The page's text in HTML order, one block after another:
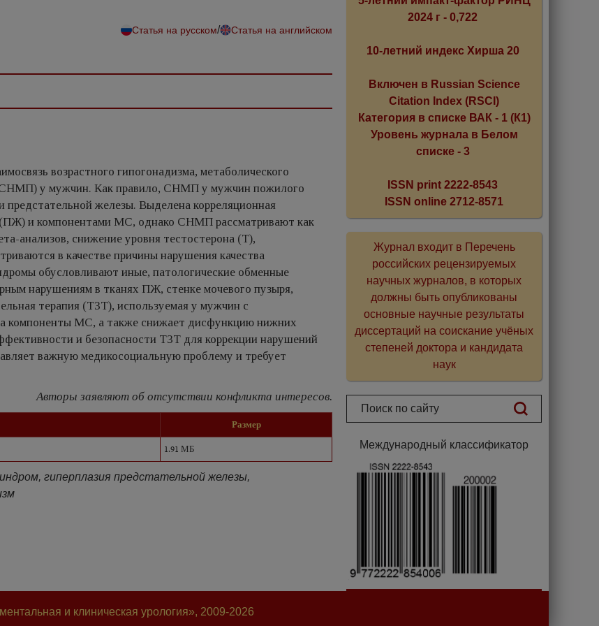
Статья на русском/ Статья на английском
возрастного гипогонадизма, метаболического
у мужчин. Как правило, СНМП у мужчин пожилого
предстательной железы. Выделена корреляционная
и компонентами МС, однако СНМП рассматривают как
анализов, снижение уровня тестостерона (Т),
в качестве причины нарушения качества
обусловливают иные, патологические обменные
нарушениям в тканях ПЖ, стенке мочевого пузыря,
терапия (ТЗТ), используемая у мужчин с
компоненты МС, а также снижает дисфункцию нижних
и безопасности ТЗТ для коррекции нарушений
важную медикосоциальную проблему и требует
Авторы заявляют об отсутствии конфликта интересов.
Размер
1.91 МБ
гиперплазия предстательной железы,
2024 г - 0,722
10-летний индекс Хирша 20
Включен в Russian Science
Citation Index (RSCI)
Категория в списке ВАК - 1 (К1)
Уровень журнала в Белом
списке - 3
ISSN print 2222-8543
ISSN online 2712-8571
Журнал входит в Перечень
российских рецензируемых
научных журналов, в которых
должны быть опубликованы
основные научные результаты
диссертаций на соискание учёных
степеней доктора и кандидата
наук
Международный классификатор
и клиническая урология», 2009-2026